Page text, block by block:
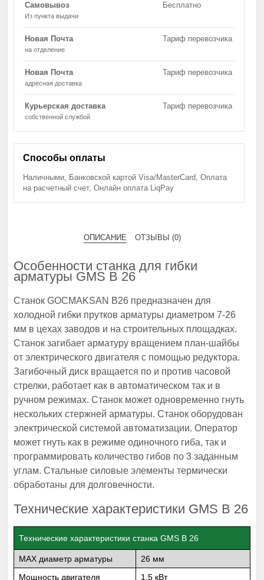
Самовывоз
Из пункта выдачи
Бесплатно
Новая Почта
на отделение
Тариф перевозчика
Новая Почта
адресная доставка
Тариф перевозчика
Курьерская доставка
собственной службой
Тариф перевозчика
Способы оплаты
Наличными, Банковской картой Visa/MasterCard, Оплата
на расчетный счет, Онлайн оплата LiqPay
ОПИСАНИЕ ОТЗЫВЫ (0)
Особенности станка для гибки
арматуры GMS В 26
Станок GOCMAKSAN B26 предназначен для
холодной гибки прутков арматуры диаметром 7-26
мм в цехах заводов и на строительных площадках.
Станок загибает арматуру вращением план-шайбы
от электрического двигателя с помощью редуктора.
Загибочный диск вращается по и против часовой
стрелки, работает как в автоматическом так и в
ручном режимах. Станок может одновременно гнуть
нескольких стержней арматуры. Станок оборудован
электрической системой автоматизации. Оператор
может гнуть как в режиме одиночного гиба, так и
программировать количество гибов по 3 заданным
углам. Стальные силовые элементы термически
обработаны для долговечности.
Технические характеристики GMS В 26
Технические характеристики станка GMS В 26
MAX диаметр арматуры
26 мм
Мощность двигателя
1,5 кВт